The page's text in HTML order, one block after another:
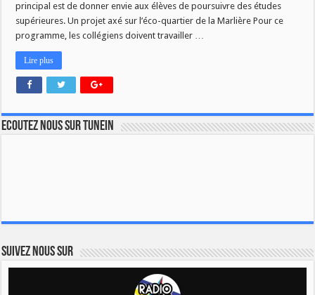
principal est de donner envie aux élèves de poursuivre des études
supérieures. Un projet axé sur l’éco-quartier de la Marlière Pour ce
programme, les collégiens doivent travailler …
Lire plus
Ecoutez nous sur TuneIn
Suivez nous sur